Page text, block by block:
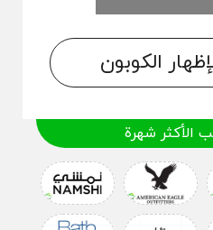
الكوبون
الأكثر شهرة